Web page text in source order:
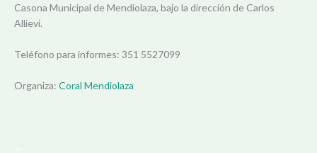
Casona Municipal de Mendiolaza, bajo la dirección de Carlos
Allievi.
Teléfono para informes: 351 5527099
Organiza: Coral Mendiolaza